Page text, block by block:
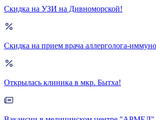
Скидка на УЗИ на Дивноморской!
Скидка на прием врача аллерголога-
Открылась клиника в мкр. Бытха!